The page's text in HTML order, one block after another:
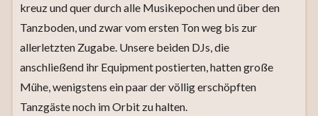
kreuz und quer durch alle Musikepochen und über den
Tanzboden, und zwar vom ersten Ton weg bis zur
allerletzten Zugabe. Unsere beiden DJs, die
anschließend ihr Equipment postierten, hatten große
Mühe, wenigstens ein paar der völlig erschöpften
Tanzgäste noch im Orbit zu halten.